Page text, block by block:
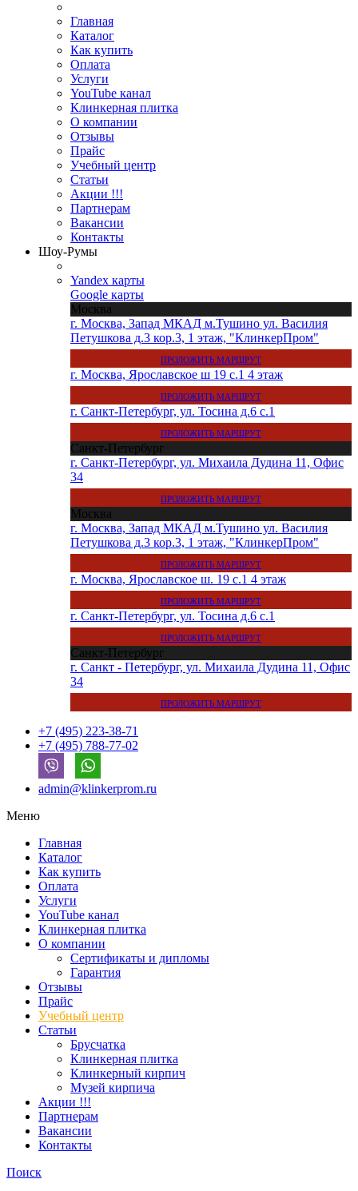
Главная
Каталог
Как купить
Оплата
Услуги
YouTube канал
Клинкерная плитка
О компании
Отзывы
Прайс
Учебный центр
Статьи
Акции !!!
Партнерам
Вакансии
Контакты
Шоу-Румы
Yandex карты
Google карты
Москва
г. Москва, Запад МКАД м.Тушино ул. Василия
Петушкова д.3 кор.3, 1 этаж, "КлинкерПром"
ПРОЛОЖИТЬ МАРШРУТ
г. Москва, Ярославское ш 19 с.1 4 этаж
ПРОЛОЖИТЬ МАРШРУТ
г. Санкт-Петербург, ул. Тосина д.6 с.1
ПРОЛОЖИТЬ МАРШРУТ
Санкт-Петербург
г. Санкт-Петербург, ул. Михаила Дудина 11, Офис
34
ПРОЛОЖИТЬ МАРШРУТ
Москва
г. Москва, Запад МКАД м.Тушино ул. Василия
Петушкова д.3 кор.3, 1 этаж, "КлинкерПром"
ПРОЛОЖИТЬ МАРШРУТ
г. Москва, Ярославское ш. 19 с.1 4 этаж
ПРОЛОЖИТЬ МАРШРУТ
г. Санкт-Петербург, ул. Тосина д.6 с.1
ПРОЛОЖИТЬ МАРШРУТ
Санкт-Петербург
г. Санкт - Петербург, ул. Михаила Дудина 11, Офис
34
ПРОЛОЖИТЬ МАРШРУТ
+7 (495) 223-38-71
+7 (495) 788-77-02
admin@klinkerprom.ru
Меню
Главная
Каталог
Как купить
Оплата
Услуги
YouTube канал
Клинкерная плитка
О компании
Сертификаты и дипломы
Гарантия
Отзывы
Прайс
Учебный центр
Статьи
Брусчатка
Клинкерная плитка
Клинкерный кирпич
Музей кирпича
Акции !!!
Партнерам
Вакансии
Контакты
Поиск